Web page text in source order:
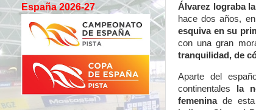
Álvarez lograba
hace dos años,
esquiva en su
con una gran
tranquilidad, de
Aparte del
continentales
la
femeninade
España 2026-27